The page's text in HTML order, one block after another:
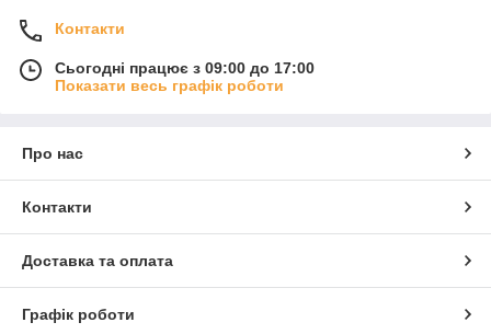
Контакти
Сьогодні працює з 09:00 до 17:00
Показати весь графік роботи
Про нас
Контакти
Доставка та оплата
Графік роботи